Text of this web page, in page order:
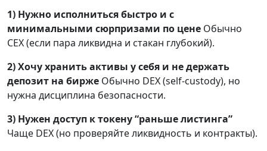
1) Нужно исполниться быстро и с
минимальными сюрпризами по цене Обычно
CEX (если пара ликвидна и стакан глубокий).
2) Хочу хранить активы у себя и не держать
депозит на бирже Обычно DEX (self-custody), но
нужна дисциплина безопасности.
3) Нужен доступ к токену “раньше листинга”
Чаще DEX (но проверяйте ликвидность и контракты).